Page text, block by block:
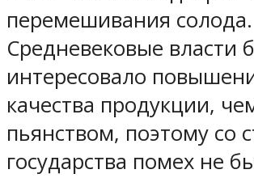
перемешивания солода.
Средневековые власти
интересовало
качества продукции,
пьянством, поэтому со
государства помех не